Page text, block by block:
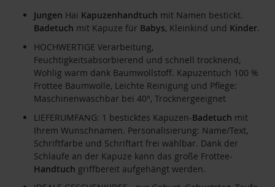
Jungen Hai Kapuzenhandtuch mit Namen bestickt.
Badetuch mit Kapuze für Babys, Kleinkind und Kinder.
HOCHWERTIGE Verarbeitung,
Feuchtigkeitsabsorbierend und schnell trocknend,
Wohlig warm dank Baumwollstoff. Kapuzentuch 100 %
Frottee Baumwolle, Leichte Reinigung und Pflege:
Maschinenwaschbar bei 40°, Trocknergeeignet
LIEFERUMFANG: 1 besticktes Kapuzen-Badetuch mit
Ihrem Wunschnamen. Personalisierung: Name/Text,
Schriftfarbe und Schriftart frei wählbar. Dank der
Schlaufe an der Kapuze kann das große Frottee-
Handtuch griffbereit aufgehängt werden.